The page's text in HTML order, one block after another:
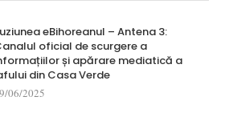
eBihoreanul – Antena 3:
oficial de scurgere a
și apărare mediatică a
din Casa Verde
06/2025